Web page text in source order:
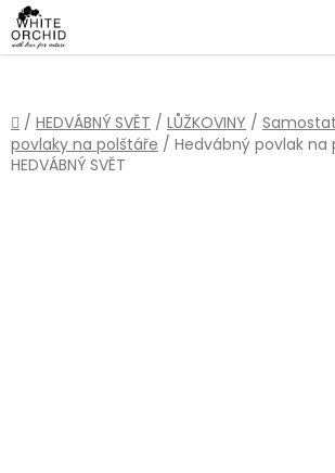
Přejít
na
obsah
Domů
/ HEDVÁBNÝ SVĚT / LŮŽKOVINY /
povlaky na polštáře / Hedvábný povlak
HEDVÁBNÝ SVĚT